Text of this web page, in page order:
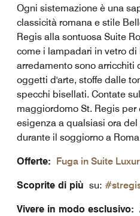
Ogni sistemazione è una
classicità romana e stile
Regis alla sontuosa Suite
come i lampadari in vetro di
arredamento sono
oggetti d'arte, stoffe dalle
specchi bisellati. Contate
maggiordomo St. Regis
esigenza a qualsiasi ora
durante il soggiorno a
Offerte: Fuga in Suite
Scoprite di più su:
Vivere in modo esclusivo: